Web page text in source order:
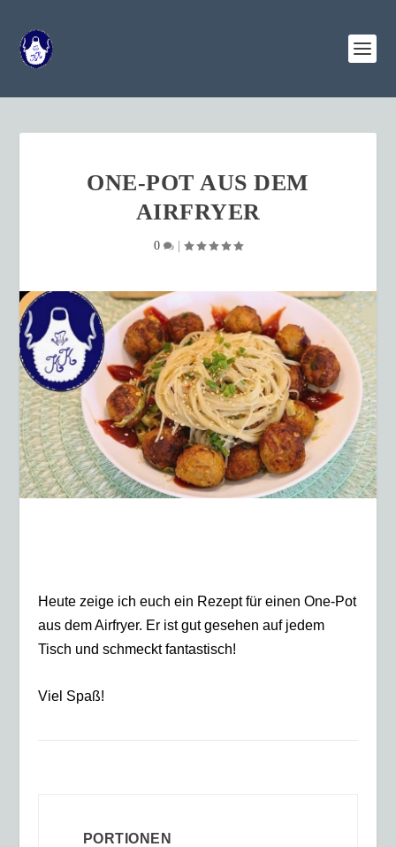
ONE-POT AUS DEM
AIRFRYER
0
Heute zeige ich euch ein Rezept für einen One-Pot
aus dem Airfryer. Er ist gut gesehen auf jedem
Tisch und schmeckt fantastisch!
Viel Spaß!
PORTIONEN